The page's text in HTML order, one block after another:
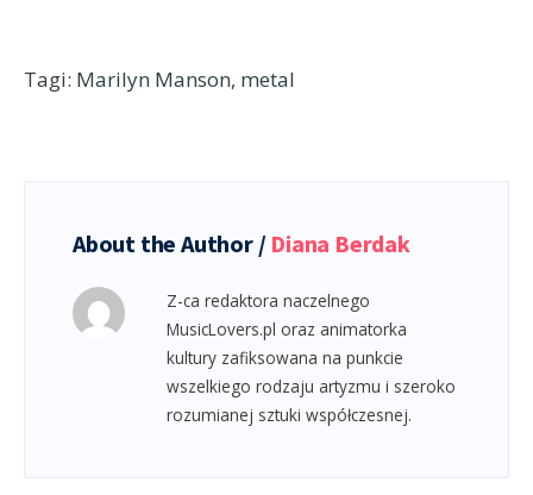
Tagi: Marilyn Manson, metal
About the Author / Diana Berdak
Z-ca redaktora naczelnego
MusicLovers.pl oraz animatorka
kultury zafiksowana na punkcie
wszelkiego rodzaju artyzmu i szeroko
rozumianej sztuki współczesnej.